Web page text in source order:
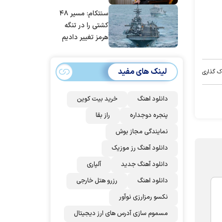
گذاری
مردم ایران استسنتکام: مسیر ۴۸
کشتی را در تنگه
هرمز تغییر دادیم
لینک های مفید
دانلود اهنگ
خرید بیت کوین
پنجره دوجداره
راز بقا
نمایندگی مجاز بوش
دانلود آهنگ رز‌ موزیک
دانلود آهنگ جدید
آلپاری
دانلود اهنگ
رزرو هتل خارجی
نکسو رمزارزی نوآور
مسموم سازی آدرس های ارز دیجیتال